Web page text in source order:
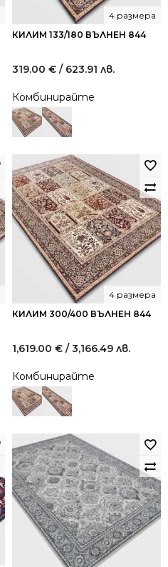
КИЛИМ 133/180 ВЪЛНЕН 844
4 размера
319.00 € / 623.91 лв.
Комбинирайте
КИЛИМ 300/400 ВЪЛНЕН 844
4 размера
1,619.00 € / 3,166.49 лв.
Комбинирайте